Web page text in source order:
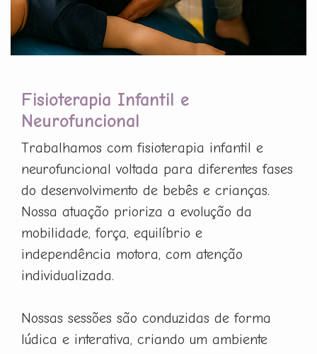
Fisioterapia Infantil e
Neurofuncional
Trabalhamos com fisioterapia infantil e
neurofuncional voltada para diferentes fases
do desenvolvimento de bebês e crianças.
Nossa atuação prioriza a evolução da
mobilidade, força, equilíbrio e
independência motora, com atenção
individualizada.
Nossas sessões são conduzidas de forma
lúdica e interativa, criando um ambiente